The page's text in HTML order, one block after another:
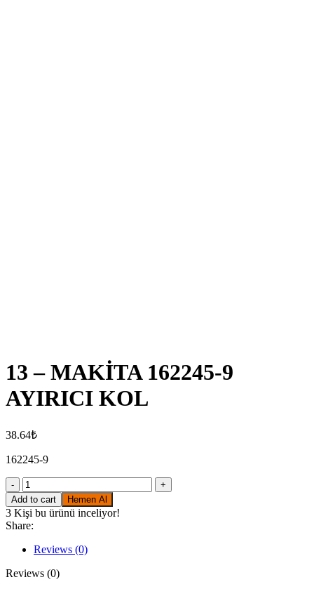
13 – MAKİTA 162245-9
AYIRICI KOL
38.64₺
162245-9
13
-
MAKİTA
162245-
9
AYIRICI
KOL
quantity
Add to cart Hemen Al
3 Kişi bu ürünü inceliyor!
Share:
Reviews (0)
Reviews (0)